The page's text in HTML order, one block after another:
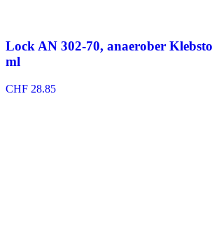
Lock AN 302-70, anaerober
ml
CHF 28.85